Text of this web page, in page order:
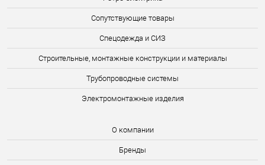
Сопутствующие товары
Спецодежда и СИЗ
Строительные, монтажные конструкции и материалы
Трубопроводные системы
Электромонтажные изделия
О компании
Бренды